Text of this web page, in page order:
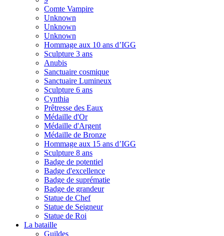
Comte Vampire
Unknown
Unknown
Unknown
Hommage aux 10 ans d’IGG
Sculpture 3 ans
Anubis
Sanctuaire cosmique
Sanctuaire Lumineux
Sculpture 6 ans
Cynthia
Prêtresse des Eaux
Médaille d'Or
Médaille d'Argent
Médaille de Bronze
Hommage aux 15 ans d’IGG
Sculpture 8 ans
Badge de potentiel
Badge d'excellence
Badge de suprématie
Badge de grandeur
Statue de Chef
Statue de Seigneur
Statue de Roi
La bataille
Guildes